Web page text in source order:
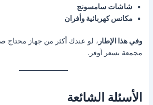
شاشات سامسونج
مكانس كهربائية وأفران
وفي هذا الإطار ، لو عندك أكثر من جهاز محتاج
مجمعة بسعر أوفر.
الأسئلة الشائعة